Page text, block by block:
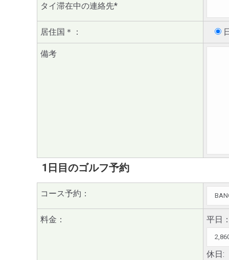
タイ滞在中の連絡先*
居住国 ＊ ：
備考
1日目のゴルフ予約
コース予約：
料金： 平日
休日: